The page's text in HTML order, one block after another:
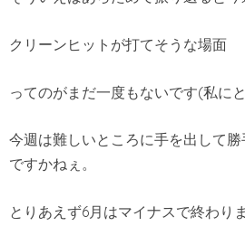
クリーンヒットが打てそうな場面
ってのがまだ一度もないです(私に
今週は難しいところに手を出して
ですかねぇ。
とりあえず6月はマイナスで終わり